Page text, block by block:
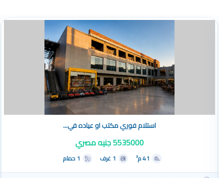
استلام فوري مكتب او عياده في...
5535000 جنيه مصري
1 حمام 1 غرف 41 م²